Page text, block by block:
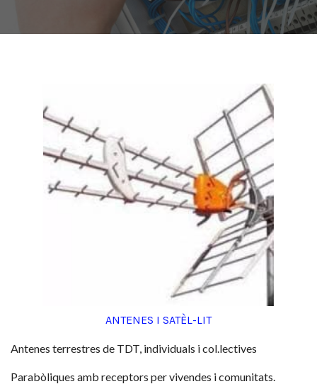
ANTENES I SATÈL-LIT
Antenes terrestres de TDT, individuals i col.lectives
Parabòliques amb receptors per vivendes i comunitats.